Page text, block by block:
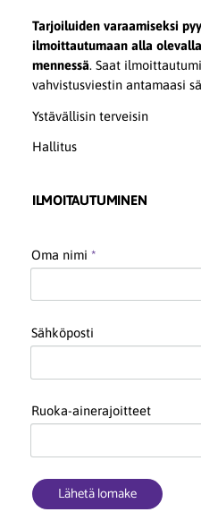
Tarjoiluiden varaamiseksi
ilmoittautumaan alla
mennessä. Saat
vahvistusviestin antamaasi
Ystävällisin terveisin
Hallitus
ILMOITAUTUMINEN
Oma nimi *
Sähköposti
Ruoka-ainerajoitteet
Lähetä lomake